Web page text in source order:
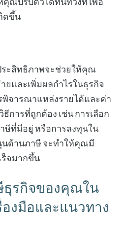
ดขึ้น
ะสิทธิภาพจะช่วยให้คุณ
และเพิ่มผลกำไรในธุรกิจ
จารณาแหล่งรายได้และค่า
การที่ถูกต้อง เช่น การเลือก
ษีที่มีอยู่ หรือการลงทุนใน
ด้านภาษี จะทำให้คุณมี
ร็จมากขึ้น
ธุรกิจของคุณใน
งมือและแนวทาง